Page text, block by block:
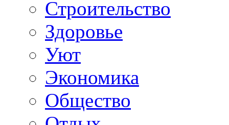
Строительство
Здоровье
Уют
Экономика
Общество